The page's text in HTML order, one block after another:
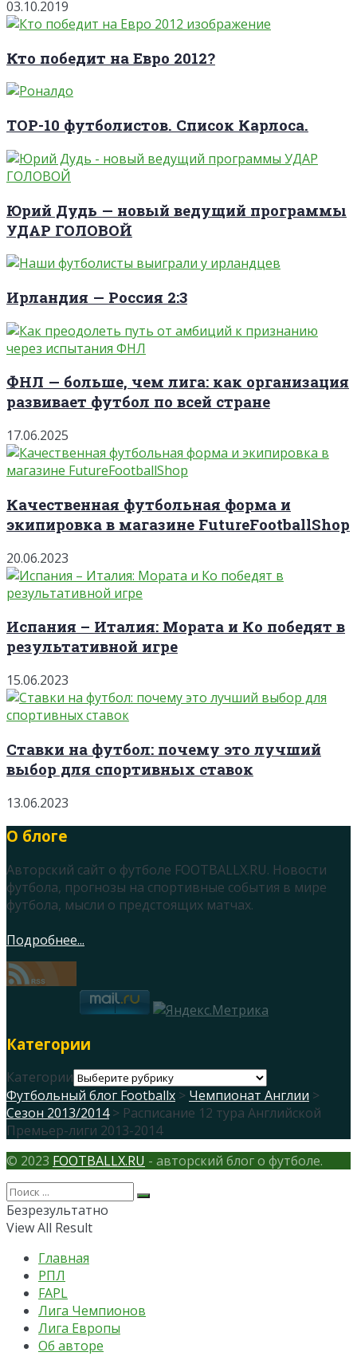
03.10.2019
Кто победит на Евро 2012?
TOP-10 футболистов. Список Карлоса.
Юрий Дудь — новый ведущий программы
УДАР ГОЛОВОЙ
Ирландия — Россия 2:3
ФНЛ — больше, чем лига: как организация
развивает футбол по всей стране
17.06.2025
Качественная футбольная форма и
экипировка в магазине FutureFootballShop
20.06.2023
Испания – Италия: Мората и Ко победят в
результативной игре
15.06.2023
Ставки на футбол: почему это лучший
выбор для спортивных ставок
13.06.2023
О блоге
Авторский сайт о футболе FOOTBALLX.RU. Новости
футбола, прогнозы на спортивные события в мире
футбола, мысли о предстоящих матчах.
Подробнее...
Категории
Категории
Футбольный блог Footballx > Чемпионат Англии >
Сезон 2013/2014> Расписание 12 тура Английской
Премьер-лиги 2013-2014
© 2023 FOOTBALLX.RU - авторский блог о футболе.
Безрезультатно
View All Result
Главная
РПЛ
FAPL
Лига Чемпионов
Лига Европы
Об авторе